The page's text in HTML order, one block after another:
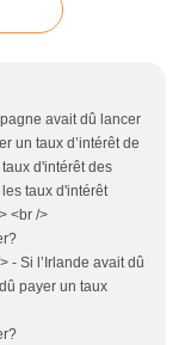
avait dû lancer
un taux d’intérêt de
d'intérêt des
taux d'intérêt
<br />
- Si l’Irlande avait dû
payer un taux